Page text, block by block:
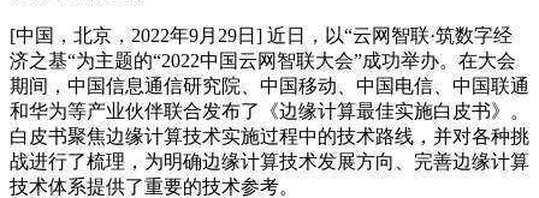
[中国，北京，2022年9月29日] 近日，以“云网智联·筑数字经
济之基“为主题的“2022中国云网智联大会”成功举办。在大会
期间，中国信息通信研究院、中国移动、中国电信、中国联通
和华为等产业伙伴联合发布了《边缘计算最佳实施白皮书》。
白皮书聚焦边缘计算技术实施过程中的技术路线，并对各种挑
战进行了梳理，为明确边缘计算技术发展方向、完善边缘计算
技术体系提供了重要的技术参考。